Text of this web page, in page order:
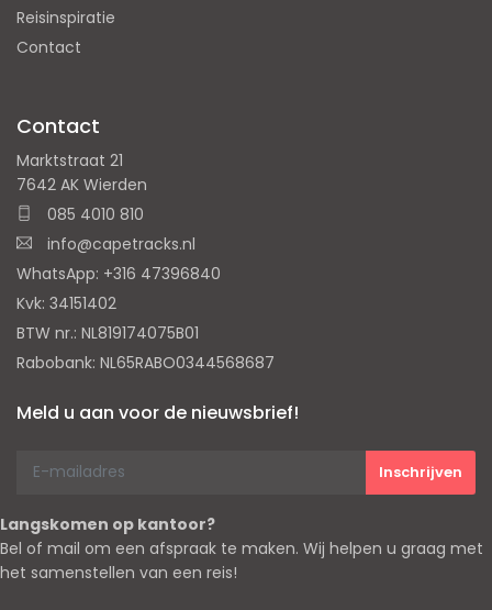
Reisinspiratie
Contact
Contact
Marktstraat 21
7642 AK Wierden
085 4010 810
info@capetracks.nl
WhatsApp: +316 47396840
Kvk: 34151402
BTW nr.: NL819174075B01
Rabobank: NL65RABO0344568687
Meld u aan voor de nieuwsbrief!
Langskomen op kantoor?
Bel of mail om een afspraak te maken. Wij helpen u graag met
het samenstellen van een reis!